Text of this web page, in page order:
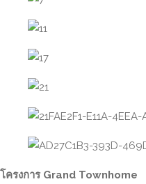
โครงการ Grand Townhome